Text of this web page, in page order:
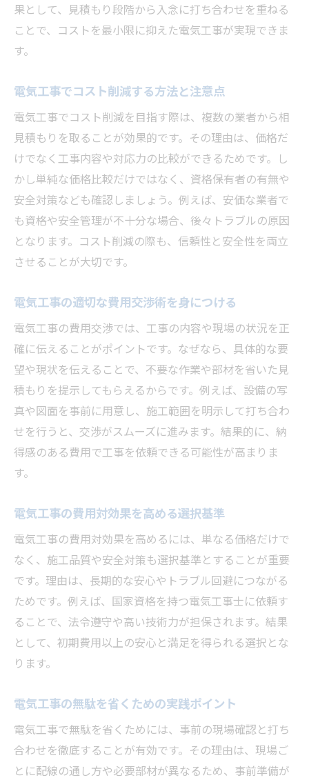
果として、見積もり段階から入念に打ち合わせを重ねる
ことで、コストを最小限に抑えた電気工事が実現できま
す。
電気工事でコスト削減する方法と注意点
電気工事でコスト削減を目指す際は、複数の業者から相
見積もりを取ることが効果的です。その理由は、価格だ
けでなく工事内容や対応力の比較ができるためです。し
かし単純な価格比較だけではなく、資格保有者の有無や
安全対策なども確認しましょう。例えば、安価な業者で
も資格や安全管理が不十分な場合、後々トラブルの原因
となります。コスト削減の際も、信頼性と安全性を両立
させることが大切です。
電気工事の適切な費用交渉術を身につける
電気工事の費用交渉では、工事の内容や現場の状況を正
確に伝えることがポイントです。なぜなら、具体的な要
望や現状を伝えることで、不要な作業や部材を省いた見
積もりを提示してもらえるからです。例えば、設備の写
真や図面を事前に用意し、施工範囲を明示して打ち合わ
せを行うと、交渉がスムーズに進みます。結果的に、納
得感のある費用で工事を依頼できる可能性が高まりま
す。
電気工事の費用対効果を高める選択基準
電気工事の費用対効果を高めるには、単なる価格だけで
なく、施工品質や安全対策も選択基準とすることが重要
です。理由は、長期的な安心やトラブル回避につながる
ためです。例えば、国家資格を持つ電気工事士に依頼す
ることで、法令遵守や高い技術力が担保されます。結果
として、初期費用以上の安心と満足を得られる選択とな
ります。
電気工事の無駄を省くための実践ポイント
電気工事で無駄を省くためには、事前の現場確認と打ち
合わせを徹底することが有効です。その理由は、現場ご
とに配線の通し方や必要部材が異なるため、事前準備が